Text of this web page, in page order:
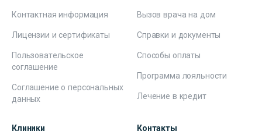
Контактная информация
Лицензии и сертификаты
Пользовательское
соглашение
Соглашение о персональных
данных
Вызов врача на дом
Справки и документы
Способы оплаты
Программа лояльности
Лечение в кредит
Клиники Контакты